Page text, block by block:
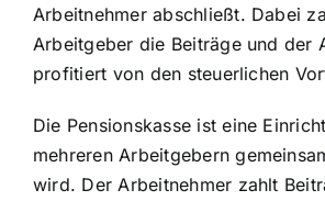
Arbeitnehmer abschließt. Dabei
Arbeitgeber die Beiträge und der
profitiert von den steuerlichen
Die Pensionskasse ist eine
mehreren Arbeitgebern
wird. Der Arbeitnehmer zahlt